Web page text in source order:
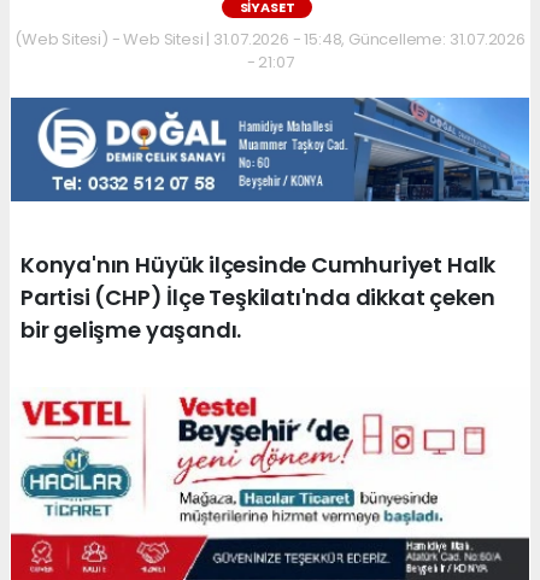
SIYASET
(Web Sitesi) - Web Sitesi | 31.07.2026 - 15:48, Güncelleme: 31.07.2026
- 21:07
Konya'nın Hüyük ilçesinde Cumhuriyet Halk
Partisi (CHP) İlçe Teşkilatı'nda dikkat çeken
bir gelişme yaşandı.